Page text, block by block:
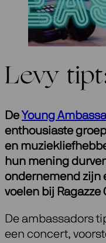
Levy
De Young
enthousiaste
en
hun mening
ondernemend zijn
voelen bij Ragazze
De ambassadors
een concert,